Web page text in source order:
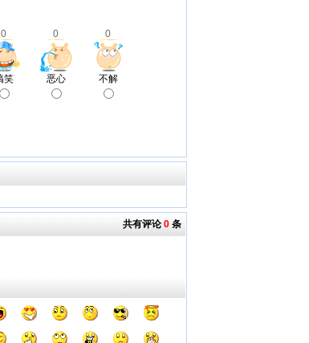
0 0 0
笑 恶心 不解
共有评论0 条